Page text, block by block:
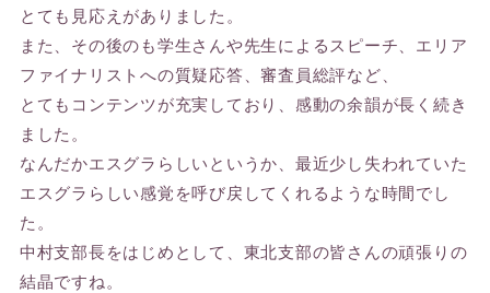
とても見応えがありました。
また、その後のも学生さんや先生によるスピーチ、エリア
ファイナリストへの質疑応答、審査員総評など、
とてもコンテンツが充実しており、感動の余韻が長く続き
ました。
なんだかエスグラらしいというか、最近少し失われていた
エスグラらしい感覚を呼び戻してくれるような時間でし
た。
中村支部長をはじめとして、東北支部の皆さんの頑張りの
結晶ですね。